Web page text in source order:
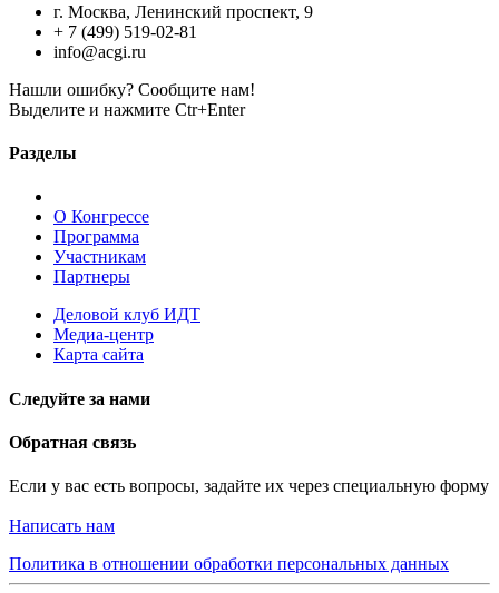
г. Москва, Ленинский проспект, 9
+ 7 (499) 519-02-81
info@acgi.ru
Нашли ошибку? Сообщите нам!
Выделите и нажмите Ctr+Enter
Разделы
О Конгрессе
Программа
Участникам
Партнеры
Деловой клуб ИДТ
Медиа-центр
Карта сайта
Следуйте за нами
Обратная связь
Если у вас есть вопросы, задайте их через специальную форму
Написать нам
Политика в отношении обработки персональных данных